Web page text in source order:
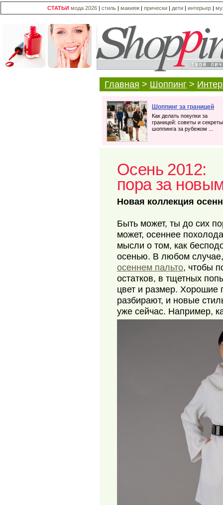
СТАТЬИ мода 2026 | стиль | макияж | прически | дети | интерьер |
Главная > Шоппинг >
Шоппинг за границей
Как делать покупки за
границей: советы и секреты
шоппинга за рубежом ...
Осень 2012:
пора за
Новая коллекция
Быть может, ты до сих
может, осеннее
мысли о том, как
осенью. В любом
осеннем пальто, чтобы
остатков, в тщетных
цвет и размер. Хорошие
разбирают, и новые
уже сейчас. Например,